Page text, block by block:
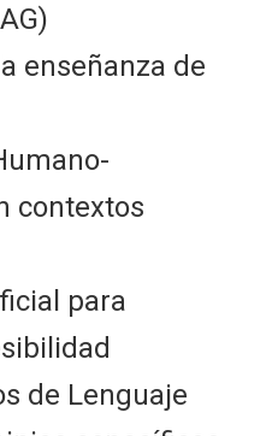
enseñanza de
contextos
para
de Lenguaje